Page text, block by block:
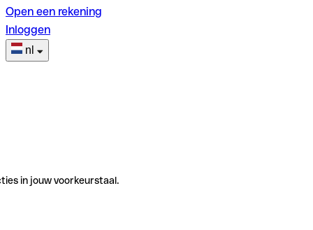
Open een rekening
Inloggen
nl
in jouw voorkeurstaal.